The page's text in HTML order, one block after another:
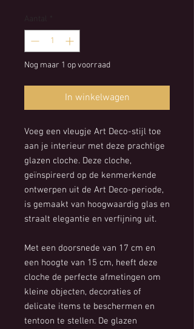
*
Nog maar 1 op voorraad
In winkelwagen
Voeg een vleugje Art Deco-stijl toe
aan je interieur met deze prachtige
glazen cloche. Deze cloche,
geïnspireerd op de kenmerkende
ontwerpen uit de Art Deco-periode,
is gemaakt van hoogwaardig glas en
straalt elegantie en verfijning uit.
Met een doorsnede van 17 cm en
een hoogte van 15 cm, heeft deze
cloche de perfecte afmetingen om
kleine objecten, decoraties of
delicate items te beschermen en
tentoon te stellen. De glazen